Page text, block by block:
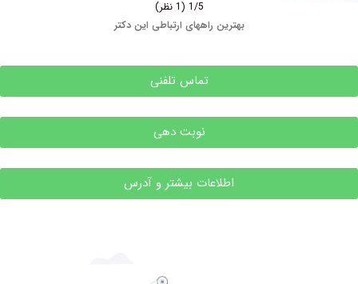
بهترین راههای ارتباطی این دکتر
تماس تلفنی
نوبت دهی
اطلاعات بیشتر و آدرس